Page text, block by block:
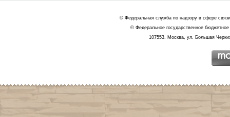
© Федеральная служба по надзору в сфере
© Федеральное государственное
107553, Москва, ул. Большая